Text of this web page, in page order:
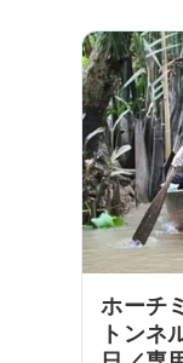
ホーチ
トンネ